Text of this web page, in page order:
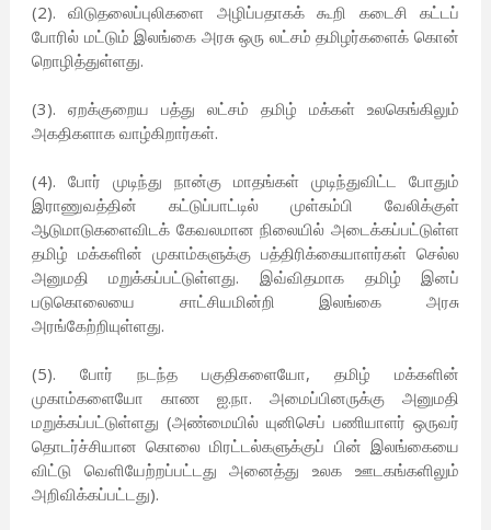
(2). விடுதலைப்புலிகளை அழிப்பதாகக் கூறி கடைசி கட்டப்
போரில் மட்டும் இலங்கை அரசு ஒரு லட்சம் தமிழர்களைக் கொன்
றொழித்துள்ளது.
(3). ஏறக்குறைய பத்து லட்சம் தமிழ் மக்கள் உலகெங்கிலும்
அகதிகளாக வாழ்கிறார்கள்.
(4). போர் முடிந்து நான்கு மாதங்கள் முடிந்துவிட்ட போதும்
இராணுவத்தின் கட்டுப்பாட்டில் முள்கம்பி வேலிக்குள்
ஆடுமாடுகளைவிடக் கேவலமான நிலையில் அடைக்கப்பட்டுள்ள
தமிழ் மக்களின் முகாம்களுக்கு பத்திரிக்கையாளர்கள் செல்ல
அனுமதி மறுக்கப்பட்டுள்ளது. இவ்விதமாக தமிழ் இனப்
படுகொலையை சாட்சியமின்றி இலங்கை அரசு
அரங்கேற்றியுள்ளது.
(5). போர் நடந்த பகுதிகளையோ, தமிழ் மக்களின்
முகாம்களையோ காண ஐ.நா. அமைப்பினருக்கு அனுமதி
மறுக்கப்பட்டுள்ளது (அண்மையில் யுனிசெப் பணியாளர் ஒருவர்
தொடர்ச்சியான கொலை மிரட்டல்களுக்குப் பின் இலங்கையை
விட்டு வெளியேற்றப்பட்டது அனைத்து உலக ஊடகங்களிலும்
அறிவிக்கப்பட்டது).